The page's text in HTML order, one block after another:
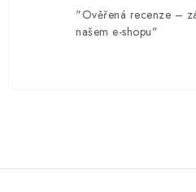
"Ověřená recenze –
našem e-shopu"